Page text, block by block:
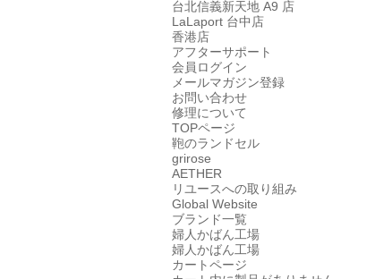
台北信義新天地 A9 店
LaLaport 台中店
香港店
アフターサポート
会員ログイン
メールマガジン登録
お問い合わせ
修理について
TOPページ
鞄のランドセル
grirose
AETHER
リユースへの取り組み
Global Website
ブランド一覧
婦人かばん工場
婦人かばん工場
カートページ